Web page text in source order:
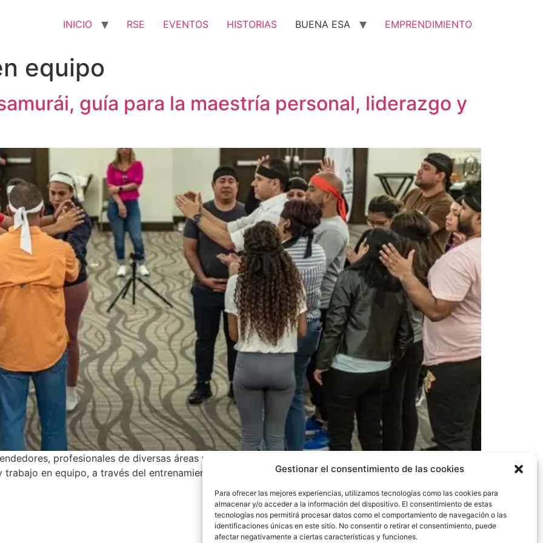
Gestionar el consentimiento de las cookies
Para ofrecer las mejores experiencias, utilizamos tecnologías como las cookies para
almacenar y/o acceder a la información del dispositivo. El consentimiento de estas
tecnologías nos permitirá procesar datos como el comportamiento de navegación o las
identificaciones únicas en este sitio. No consentir o retirar el consentimiento, puede
afectar negativamente a ciertas características y funciones.
INICIO RSE EVENTOS HISTORIAS BUENA ESA EMPRENDIMIENTO
equipo
guía para la maestría personal, liderazgo y
profesionales de diversas áreas y personas en general, tendrán la oportunidad de iniciar un
en equipo, a través del entrenamiento Bushidō, una experiencia transformadora basada en la